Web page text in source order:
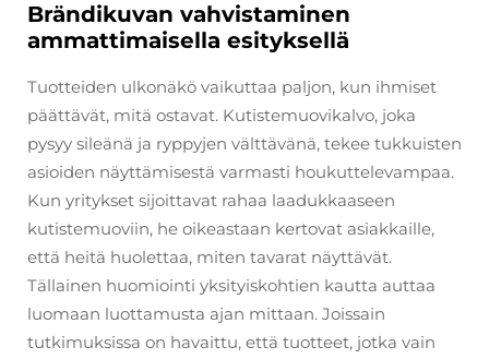
Brändikuvan vahvistaminen
ammattimaisella esityksellä
Tuotteiden ulkonäkö vaikuttaa paljon, kun ihmiset
päättävät, mitä ostavat. Kutistemuovikalvo, joka
pysyy sileänä ja ryppyjen välttävänä, tekee tukkuisten
asioiden näyttämisestä varmasti houkuttelevampaa.
Kun yritykset sijoittavat rahaa laadukkaaseen
kutistemuoviin, he oikeastaan kertovat asiakkaille,
että heitä huolettaa, miten tavarat näyttävät.
Tällainen huomiointi yksityiskohtien kautta auttaa
luomaan luottamusta ajan mittaan. Joissain
tutkimuksissa on havaittu, että tuotteet, jotka vain